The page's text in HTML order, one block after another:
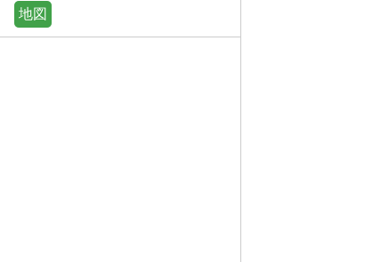
地図